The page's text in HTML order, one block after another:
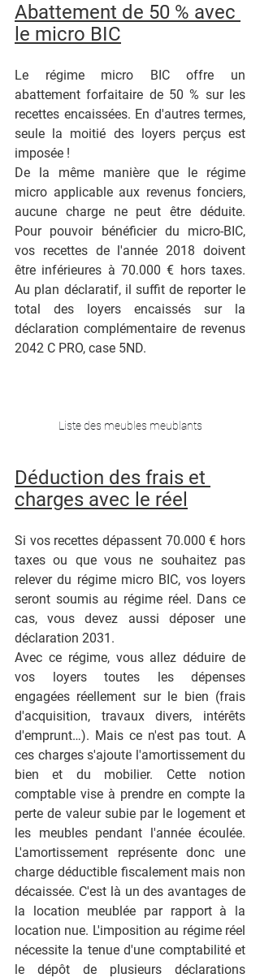
Abattement de 50 % avec
le micro BIC
Le régime micro BIC offre un
abattement forfaitaire de 50 % sur les
recettes encaissées. En d'autres termes,
seule la moitié des loyers perçus est
imposée !
De la même manière que le régime
micro applicable aux revenus fonciers,
aucune charge ne peut être déduite.
Pour pouvoir bénéficier du micro-BIC,
vos recettes de l'année 2018 doivent
être inférieures à 70.000 € hors taxes.
Au plan déclaratif, il suffit de reporter le
total des loyers encaissés sur la
déclaration complémentaire de revenus
2042 C PRO, case 5ND.
Liste des meubles meublants
Déduction des frais et
charges avec le réel
Si vos recettes dépassent 70.000 € hors
taxes ou que vous ne souhaitez pas
relever du régime micro BIC, vos loyers
seront soumis au régime réel. Dans ce
cas, vous devez aussi déposer une
déclaration 2031.
Avec ce régime, vous allez déduire de
vos loyers toutes les dépenses
engagées réellement sur le bien (frais
d'acquisition, travaux divers, intérêts
d'emprunt…). Mais ce n'est pas tout. A
ces charges s'ajoute l'amortissement du
bien et du mobilier. Cette notion
comptable vise à prendre en compte la
perte de valeur subie par le logement et
les meubles pendant l'année écoulée.
L'amortissement représente donc une
charge déductible fiscalement mais non
décaissée. C'est là un des avantages de
la location meublée par rapport à la
location nue. L'imposition au régime réel
nécessite la tenue d'une comptabilité et
le dépôt de plusieurs déclarations